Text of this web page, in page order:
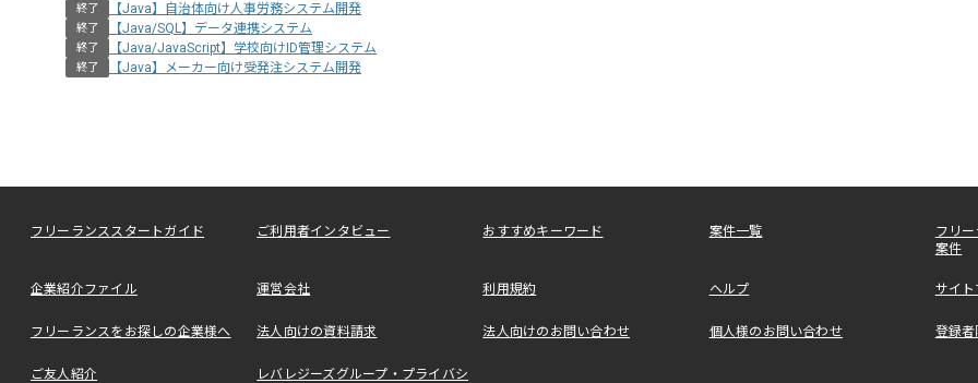
終了 【Java】自治体向け人事労務システム開発
終了 【Java/SQL】データ連携システム
終了 【Java/JavaScript】学校向けID管理システム
終了 【Java】メーカー向け受発注システム開発
フリーランススタートガイド ご利用者インタビュー おすすめキーワード 案件一覧
フリ
案件
企業紹介ファイル 運営会社 利用規約 ヘルプ サイ
フリーランスをお探しの企業様へ 法人向けの資料請求 法人向けのお問い合わせ 個人様のお問い合わせ 登録者
ご友人紹介
レバレジーズグループ・プライバシ